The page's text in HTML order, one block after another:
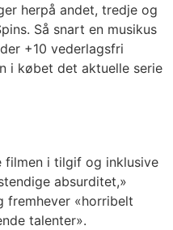
herpå andet, tredje og
Så snart en musikus
+10 vederlagsfri
i købet det aktuelle serie
filmen i tilgif og inklusive
absurditet,»
fremhever «horribelt
talenter».